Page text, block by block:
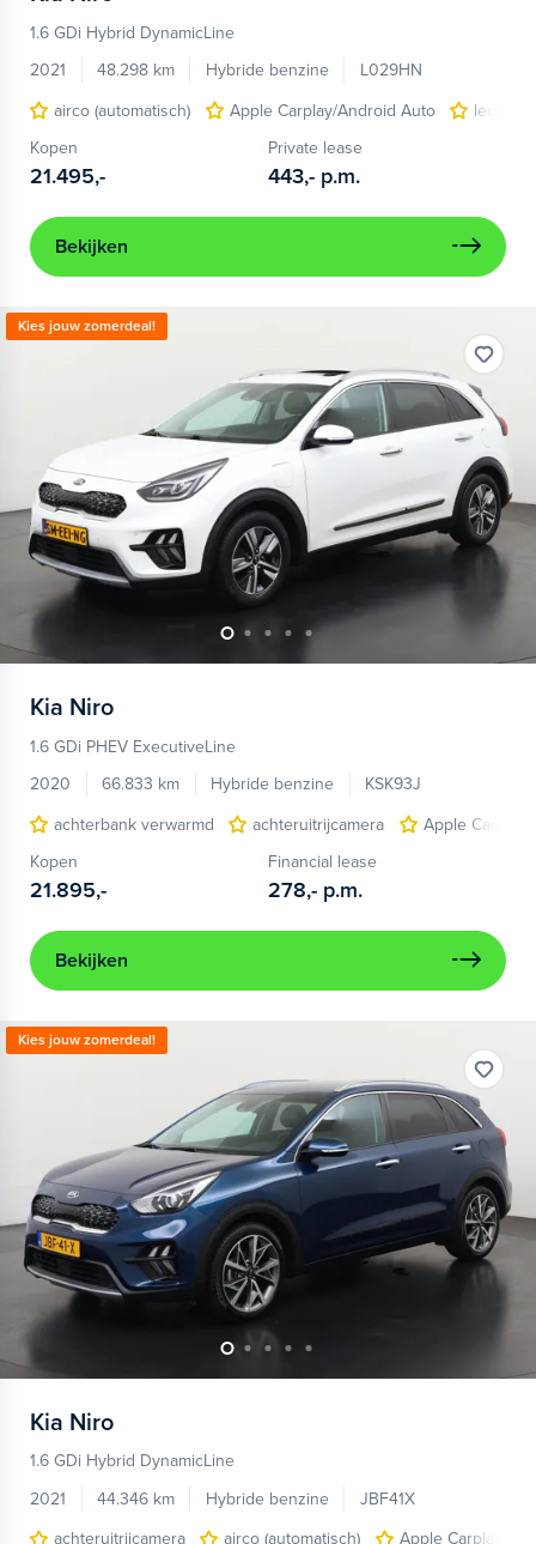
1.6 GDi Hybrid DynamicLine
2021
48.298 km Hybride benzine
L029HN
airco (automatisch)
Apple Carplay/Android Auto
Kopen
21.495,-
Private lease
443,- p.m.
Bekijken
Kies jouw zomerdeal!
Kia Niro
1.6 GDi PHEV ExecutiveLine
2020
66.833 km Hybride benzine
KSK93J
achterbank verwarmd
achteruitrijcamera
Apple
Kopen
21.895,-
Financial lease
278,- p.m.
Bekijken
Kies jouw zomerdeal!
Kia Niro
1.6 GDi Hybrid DynamicLine
2021
44.346 km Hybride benzine
JBF41X
achteruitrijcamera
airco (automatisch)
Apple Carplay/